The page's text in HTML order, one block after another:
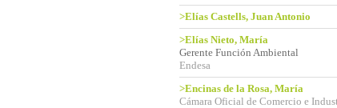
>Elías Castells, Juan Antonio
>Elías Nieto, María
Gerente Función Ambiental
Endesa
>Encinas de la Rosa, María
Cámara Oficial de Comercio e